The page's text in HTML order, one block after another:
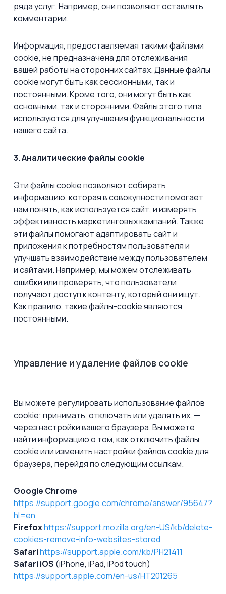
ряда услуг. Например, они позволяют оставлять
комментарии.
Информация, предоставляемая такими файлами
cookie, не предназначена для отслеживания
вашей работы на сторонних сайтах. Данные файлы
cookie могут быть как сессионными, так и
постоянными. Кроме того, они могут быть как
основными, так и сторонними. Файлы этого типа
используются для улучшения функциональности
нашего сайта.
3. Аналитические файлы сookie
Эти файлы cookie позволяют собирать
информацию, которая в совокупности помогает
нам понять, как используется сайт, и измерять
эффективность маркетинговых кампаний. Также
эти файлы помогают адаптировать сайт и
приложения к потребностям пользователя и
улучшать взаимодействие между пользователем
и сайтами. Например, мы можем отслеживать
ошибки или проверять, что пользователи
получают доступ к контенту, который они ищут.
Как правило, такие файлы-cookie являются
постоянными.
Управление и удаление файлов cookie
Вы можете регулировать использование файлов
cookie: принимать, отключать или удалять их, —
через настройки вашего браузера. Вы можете
найти информацию о том, как отключить файлы
cookie или изменить настройки файлов cookie для
браузера, перейдя по следующим ссылкам.
Google Chrome
https://support.google.com/chrome/answer/95647?
hl=en
Firefoxhttps://support.mozilla.org/en-US/kb/delete-
cookies-remove-info-websites-stored
Safarihttps://support.apple.com/kb/PH21411
Safari iOS (iPhone, iPad, iPod touch)
https://support.apple.com/en-us/HT201265